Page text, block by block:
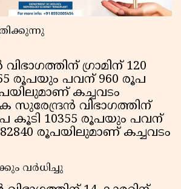
ഗ്രാമിന് 120
രൂപയും പവന് 960 രൂപ
കച്ചവടം
സുരേന്ദ്രന്‍ വിഭാഗത്തിന്
കൂടി 10355 രൂപയും പവന്
രൂപയിലുമാണ് കച്ചവടം
വര്‍ധിച്ചു